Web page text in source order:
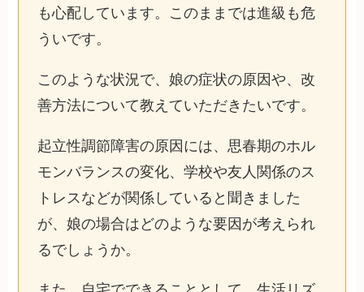
も心配しています。このままでは進級も危
ういです。
このような状況で、娘の症状の原因や、改
善方法について教えていただきたいです。
起立性調節障害の原因には、思春期のホル
モンバランスの変化、学校や友人関係のス
トレスなどが関係していると聞きました
が、娘の場合はどのような要因が考えられ
るでしょうか。